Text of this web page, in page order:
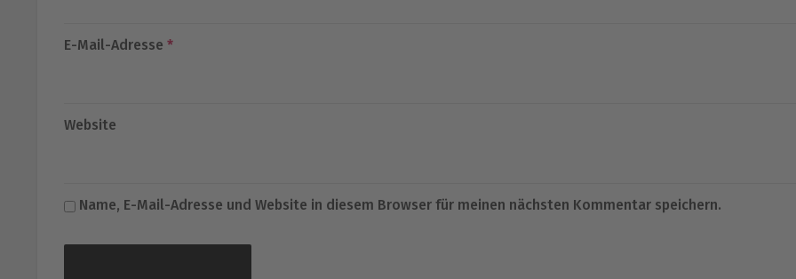
E-Mail-Adresse *
Website
Name, E-Mail-Adresse und Website in diesem Browser für meinen nächsten Kommentar speichern.